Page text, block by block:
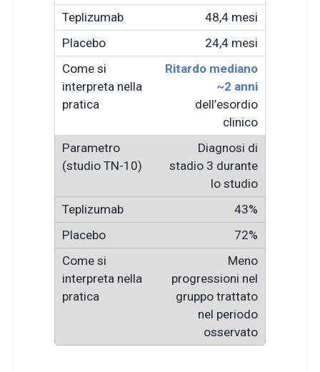
48,4 mesi
24,4 mesi
Ritardo mediano
~2 anni
dell’esordio
clinico
Diagnosi di
stadio 3 durante
lo studio
43%
72%
Meno
progressioni nel
gruppo trattato
nel periodo
osservato